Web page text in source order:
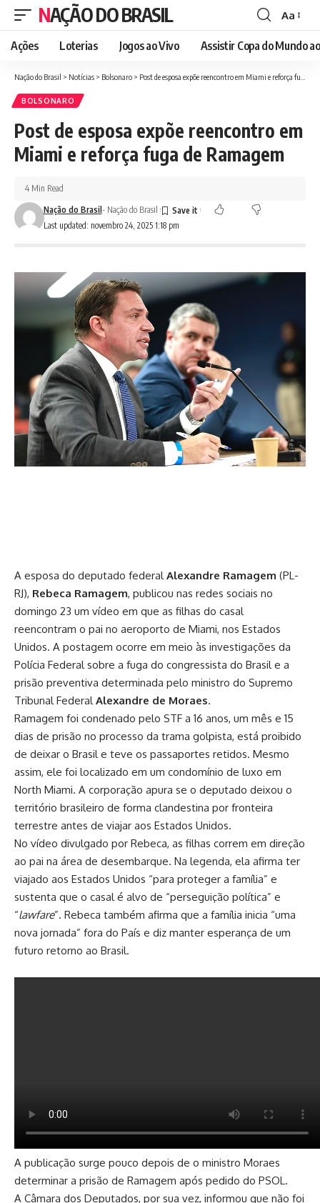
NAÇÃO DO BRASIL
Font
Resizer
Aa
Ações Loterias Jogos ao Vivo Assistir Copa do Mundo
Nação do Brasil > Notícias > Bolsonaro > Post de esposa expõe reencontro em Miami e reforça fuga de Ramagem
BOLSONARO
Post de esposa expõe reencontro em
Miami e reforça fuga de Ramagem
Last updated: novembro 24, 2025 1:18 pm
Nação do Brasil- Nação do Brasil
4 Min Read
A esposa do deputado federalAlexandre Ramagem (PL-
RJ), Rebeca Ramagem, publicou nas redes sociais no
domingo 23 um vídeo em que as filhas do casal
reencontram o pai no aeroporto de Miami, nos Estados
Unidos. A postagem ocorre em meio às investigações da
Polícia Federal sobre a fuga do congressista do Brasil e a
prisão preventiva determinada pelo ministro do Supremo
Tribunal FederalAlexandre de Moraes.
Ramagem foi condenado pelo STF a 16 anos, um mês e 15
dias de prisão no processo da trama golpista, está proibido
de deixar o Brasil e teve os passaportes retidos. Mesmo
assim, ele foi localizado em um condomínio de luxo em
North Miami. A corporação apura se o deputado deixou o
território brasileiro de forma clandestina por fronteira
terrestre antes de viajar aos Estados Unidos.
No vídeo divulgado por Rebeca, as filhas correm em direção
ao pai na área de desembarque. Na legenda, ela afirma ter
viajado aos Estados Unidos “para proteger a família” e
sustenta que o casal é alvo de “perseguição política” e
“lawfare”. Rebeca também afirma que a família inicia “uma
nova jornada” fora do País e diz manter esperança de um
futuro retorno ao Brasil.
A publicação surge pouco depois de o ministro Moraes
determinar a prisão de Ramagem após pedido do PSOL.
A Câmara dos Deputados, por sua vez, informou que não foi